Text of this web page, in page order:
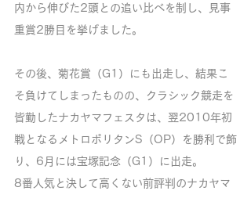
内から伸びた2頭との追い比べを制し、見事
重賞2勝目を挙げました。
その後、菊花賞（G1）にも出走し、結果こ
そ負けてしまったものの、クラシック競走を
皆勤したナカヤマフェスタは、翌2010年初
戦となるメトロポリタンS（OP）を勝利で飾
り、6月には宝塚記念（G1）に出走。
8番人気と決して高くない前評判のナカヤマ